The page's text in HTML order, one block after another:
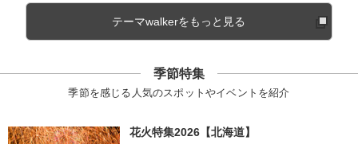
テーマwalkerをもっと見る
季節特集
季節を感じる人気のスポットやイベントを紹介
花火特集2026【北海道】